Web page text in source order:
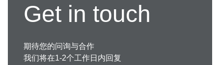
Get in touch
期待您的问询与合作
我们将在1-2个工作日内回复